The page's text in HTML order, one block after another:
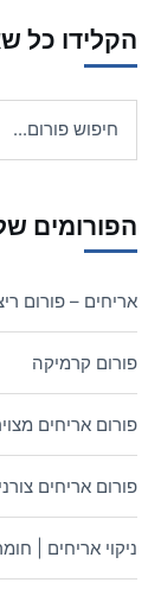
הקלידו כל
הפורומים
אריחים – פורום
פורום קרמיקה
פורום אריחים
פורום אריחים
ניקוי אריחים |